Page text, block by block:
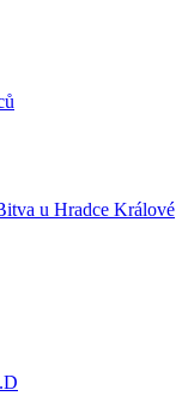
u Hradce Králové